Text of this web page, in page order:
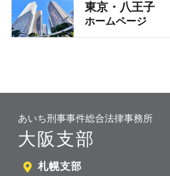
東京・八王子
ホームページ
あいち刑事事件総合法律事務所
大阪支部
札幌支部